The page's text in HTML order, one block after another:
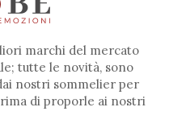
marchi del mercato
tutte le novità, sono
nostri sommelier per
di proporle ai nostri